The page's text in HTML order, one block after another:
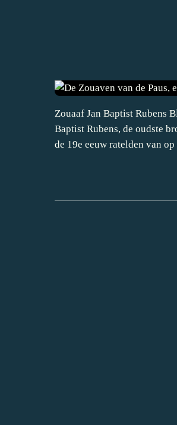
Zouaaf Jan Baptist Rubens
Baptist Rubens, de oudste
de 19e eeuw ratelden van